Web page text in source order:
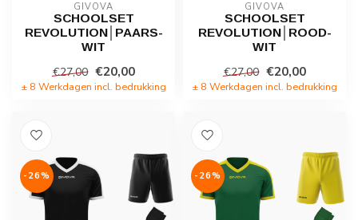
GIVOVA
SCHOOLSET
REVOLUTION│PAARS-
WIT
€27,00 €20,00
± 8 Werkdagen incl. bedrukking
GIVOVA
SCHOOLSET
REVOLUTION│ROOD-
WIT
€27,00 €20,00
± 8 Werkdagen incl. bedrukking
-26% -26%